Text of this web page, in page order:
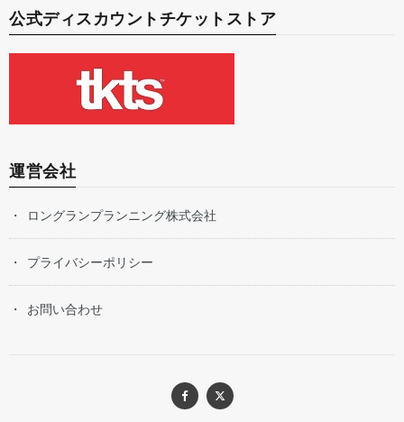
公式ディスカウントチケットストア
運営会社
ロングランプランニング株式会社
プライバシーポリシー
お問い合わせ